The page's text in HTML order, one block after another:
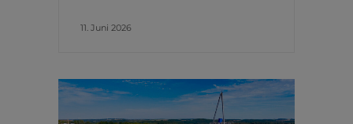
11. Juni 2026